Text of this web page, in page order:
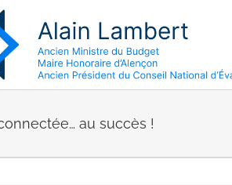
connectée… au succès !